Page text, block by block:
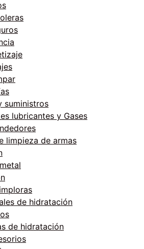
suministros
lubricantes y Gases
limpieza de armas
de hidratación
de hidratación